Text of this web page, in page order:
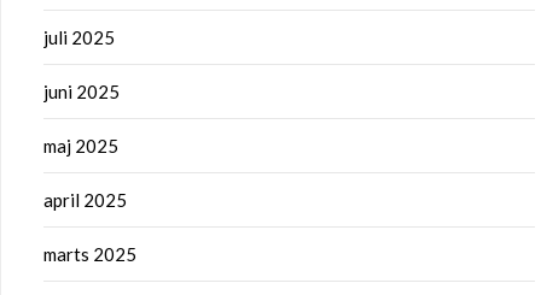
juli 2025
juni 2025
maj 2025
april 2025
marts 2025